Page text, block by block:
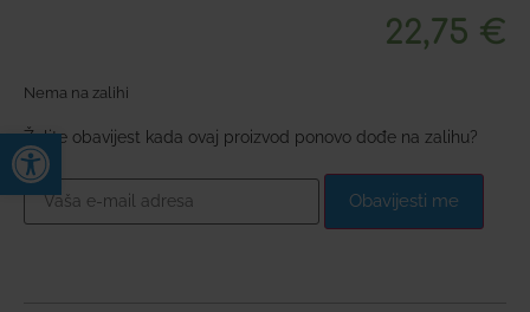
Open toolbar
22,75 €
Nema na zalihi
Želite obavijest kada ovaj proizvod ponovo dođe na zalihu?
Obavijesti me